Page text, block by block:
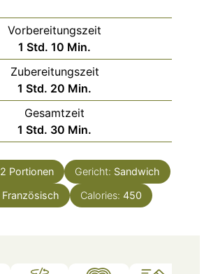
Vorbereitungszeit
1 Stunde
Std. 10 Minuten
Min.
Zubereitungszeit
1 Stunde
Std. 20 Minuten
Min.
Gesamtzeit
1 Stunde
Std. 30 Minuten
Min.
2 Portionen Gericht: Sandwich
Französisch Calories: 450